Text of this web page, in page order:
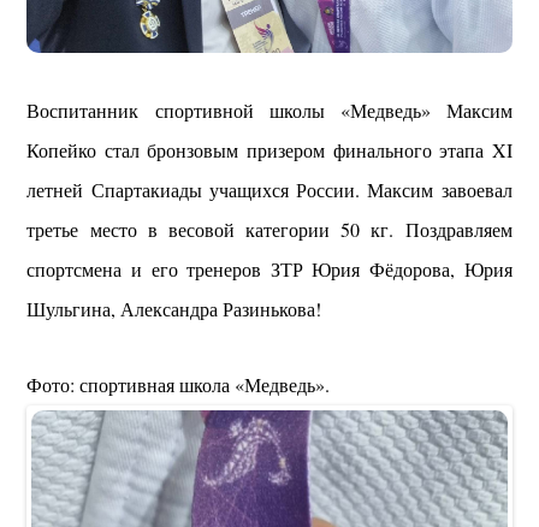
Воспитанник спортивной школы «Медведь» Максим
Копейко стал бронзовым призером финального этапа XI
летней Спартакиады учащихся России. Максим завоевал
третье место в весовой категории 50 кг. Поздравляем
спортсмена и его тренеров ЗТР Юрия Фёдорова, Юрия
Шульгина, Александра Разинькова!
Фото: спортивная школа «Медведь».